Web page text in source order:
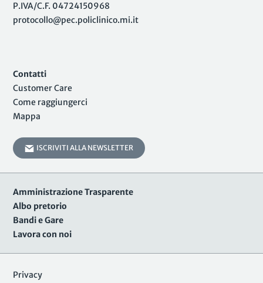
P.IVA/C.F. 04724150968
protocollo@pec.policlinico.mi.it
Contatti
Customer Care
Come raggiungerci
Mappa
ISCRIVITI ALLA NEWSLETTER
Amministrazione Trasparente
Albo pretorio
Bandi e Gare
Lavora con noi
Privacy